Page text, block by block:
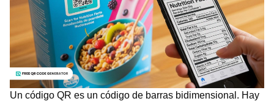
Un código QR es un código de barras bidimensional. Hay